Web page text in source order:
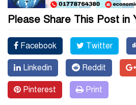
Please Share This Post in
Facebook Twitter
Linkedin Reddit
Pinterest Print